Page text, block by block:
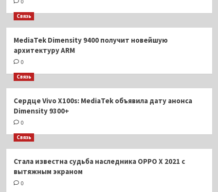
0
Связь
MediaTek Dimensity 9400 получит новейшую
архитектуру ARM
0
Связь
Сердце Vivo X100s: MediaTek объявила дату анонса
Dimensity 9300+
0
Связь
Стала известна судьба наследника OPPO X 2021 с
вытяжным экраном
0